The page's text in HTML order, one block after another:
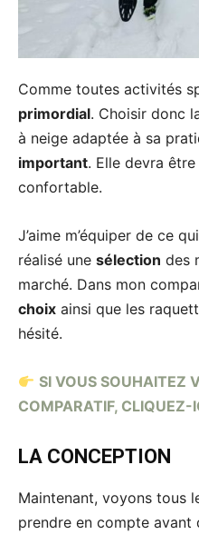
Comme toutes activités
primordial. Choisir donc
à neige adaptée à sa
important. Elle devra
confortable.
J’aime m’équiper de ce
réalisé une sélection des
marché. Dans mon
choix ainsi que les
hésité.
SI VOUS SOUHAITEZ
COMPARATIF, CLIQUEZ-
LA CONCEPTION
Maintenant, voyons tous
prendre en compte avant